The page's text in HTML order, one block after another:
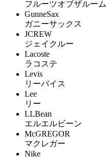
フルーツオブザルーム
GunneSax
ガニーサックス
JCREW
ジェイクルー
Lacoste
ラコステ
Levis
リーバイス
Lee
リー
LLBean
エルエルビーン
McGREGOR
マクレガー
Nike